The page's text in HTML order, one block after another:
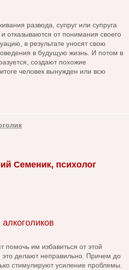
развода, супруг или супруга
отказываются от понимания своего
в результате уносят свою
в будущую жизнь. И потом в
создают похожие
человек вынужден или всю
Семеник, психолог
им избавиться от этой
делают неправильно. Причем до
стимулируют усиление проблемы.